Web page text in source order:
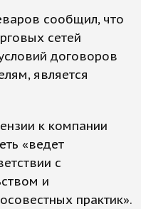
сообщил, что
сетей
договоров
является
к компании
«ведет
с
и
практик».